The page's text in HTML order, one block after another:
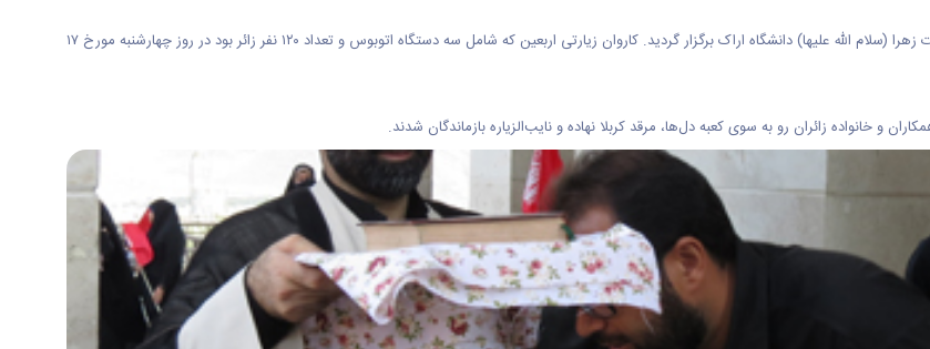
به گزارش روابط عمومی دانشگاه اراک؛ بدرقه کاروان اربعین دانشگاهیان درمسجد حضرت زهرا (سلام الله علیها) دانشگاه اراک برگزار گردید. کاروان زیارتی اربعین که شامل سه دستگاه اتوبوس و تعداد ۱۲۰ نفر زائر بود در روز چهارشنبه مورخ ۱۷
و خانواده زائران رو به‌ سوی کعبه دل‌ها، مرقد کربلا نهاده و نایب‌الزیاره بازماندگان شدند.